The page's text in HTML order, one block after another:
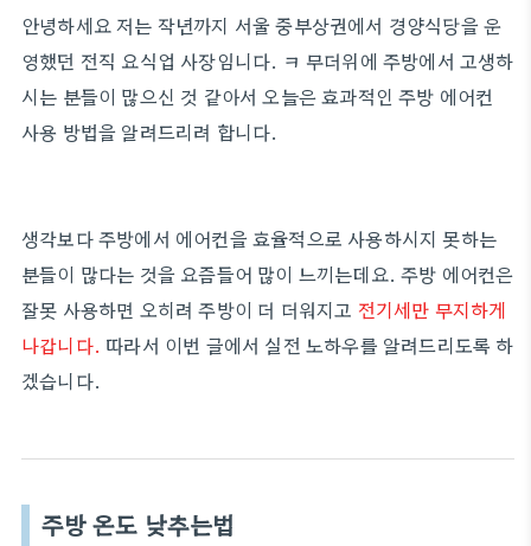
안녕하세요 저는 작년까지 서울 중부상권에서 경양식당을 운
영했던 전직 요식업 사장임니다. ㅋ 무더위에 주방에서 고생하
시는 분들이 많으신 것 같아서 오늘은 효과적인 주방 에어컨
사용 방법을 알려드리려 합니다.
생각보다 주방에서 에어컨을 효율적으로 사용하시지 못하는
분들이 많다는 것을 요즘들어 많이 느끼는데요. 주방 에어컨은
잘못 사용하면 오히려 주방이 더 더워지고 전기세만 무지하게
나갑니다. 따라서 이번 글에서 실전 노하우를 알려드리도록 하
겠습니다.
주방 온도 낮추는법